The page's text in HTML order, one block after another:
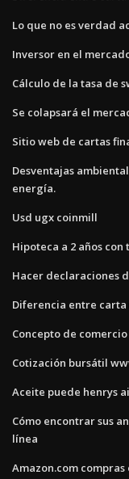
Lo que no es verdad
Inversor en el
Cálculo de la tasa de
Se colapsará el
Sitio web de cartas
Desventajas
energía.
Usd ugx coinmill
Hipoteca a 2 años
Hacer declaraciones
Diferencia entre
Concepto de
Cotización bursátil
Aceite puede henrys
Cómo encontrar sus
línea
Amazon.com